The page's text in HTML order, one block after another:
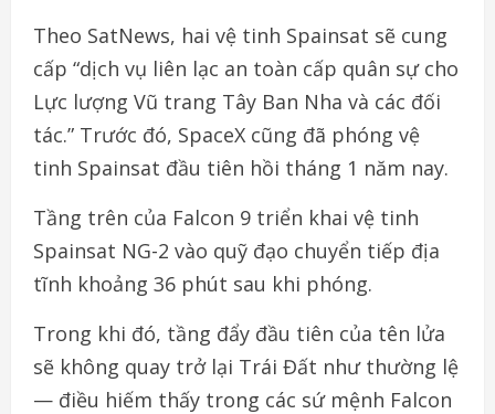
Theo SatNews, hai vệ tinh Spainsat sẽ cung
cấp “dịch vụ liên lạc an toàn cấp quân sự cho
Lực lượng Vũ trang Tây Ban Nha và các đối
tác.” Trước đó, SpaceX cũng đã phóng vệ
tinh Spainsat đầu tiên hồi tháng 1 năm nay.
Tầng trên của Falcon 9 triển khai vệ tinh
Spainsat NG-2 vào quỹ đạo chuyển tiếp địa
tĩnh khoảng 36 phút sau khi phóng.
Trong khi đó, tầng đẩy đầu tiên của tên lửa
sẽ không quay trở lại Trái Đất như thường lệ
— điều hiếm thấy trong các sứ mệnh Falcon